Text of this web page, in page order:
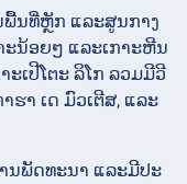
ພື້ນທີ່ຫຼັກ ແລະສູນກາງ
ະນ້ອຍໆ ແລະເກາະຫີນ
ະເປີໂຕະ ລິໂກ ລວມມີວີ
ຮາ ເດ ມົວເຕີສ, ແລະ
ນພັດທະນາ ແລະມີປະ